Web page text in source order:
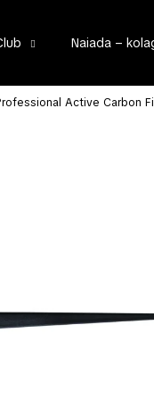
Naiada –
Active Carbon
Čo